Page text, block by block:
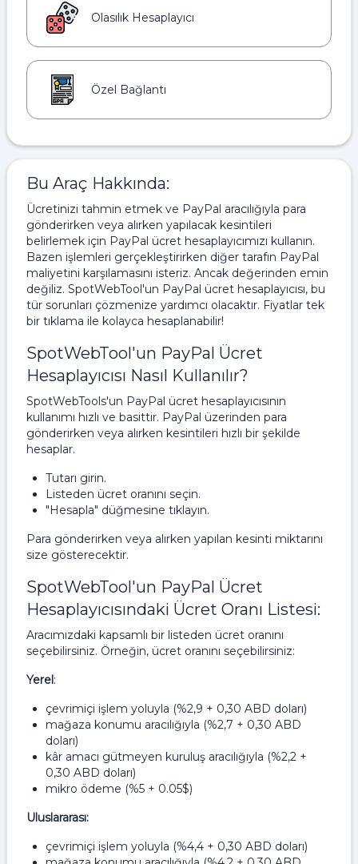
Olasılık Hesaplayıcı
Özel Bağlantı
Bu Araç Hakkında:
Ücretinizi tahmin etmek ve PayPal aracılığıyla para
gönderirken veya alırken yapılacak kesintileri
belirlemek için PayPal ücret hesaplayıcımızı kullanın.
Bazen işlemleri gerçekleştirirken diğer tarafın PayPal
maliyetini karşılamasını isteriz. Ancak değerinden emin
değiliz. SpotWebTool'un PayPal ücret hesaplayıcısı, bu
tür sorunları çözmenize yardımcı olacaktır. Fiyatlar tek
bir tıklama ile kolayca hesaplanabilir!
SpotWebTool'un PayPal Ücret
Hesaplayıcısı Nasıl Kullanılır?
SpotWebTools'un PayPal ücret hesaplayıcısının
kullanımı hızlı ve basittir. PayPal üzerinden para
gönderirken veya alırken kesintileri hızlı bir şekilde
hesaplar.
Tutarı girin.
Listeden ücret oranını seçin.
"Hesapla" düğmesine tıklayın.
Para gönderirken veya alırken yapılan kesinti miktarını
size gösterecektir.
SpotWebTool'un PayPal Ücret
Hesaplayıcısındaki Ücret Oranı Listesi:
Aracımızdaki kapsamlı bir listeden ücret oranını
seçebilirsiniz. Örneğin, ücret oranını seçebilirsiniz:
Yerel:
çevrimiçi işlem yoluyla (%2,9 + 0,30 ABD doları)
mağaza konumu aracılığıyla (%2,7 + 0,30 ABD
doları)
kâr amacı gütmeyen kuruluş aracılığıyla (%2,2 +
0,30 ABD doları)
mikro ödeme (%5 + 0.05$)
Uluslararası:
çevrimiçi işlem yoluyla (%4,4 + 0,30 ABD doları)